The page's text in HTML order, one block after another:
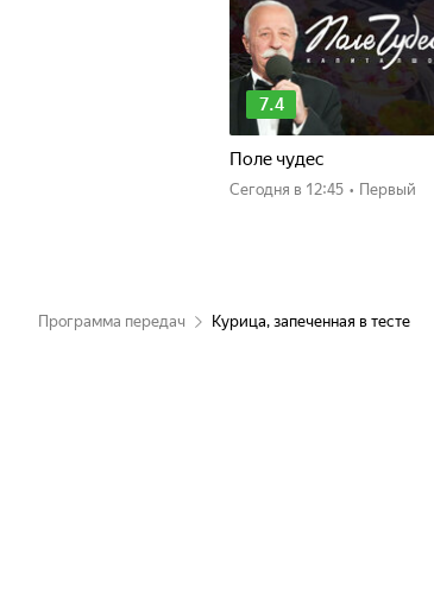
7.4
Поле чудес
Сегодня в 12:45 • Первый
Программа передач Курица, запеченная в тесте